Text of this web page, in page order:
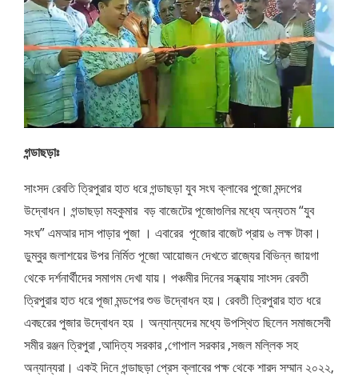
গন্ডাছড়াঃ
সাংসদ রেবতি ত্রিপুরার হাত ধরে গন্ডাছড়া যুব সংঘ ক্লাবের পুজো মন্দপের
উদ্বোধন। গন্ডাছড়া মহকুমার বড় বাজেটের পূজোগুলির মধ্যে অন্যতম “যুব
সংঘ” এমআর দাস পাড়ার পুজা । এবারের পূজোর বাজেট প্রায় ৬ লক্ষ টাকা।
ডুম্বুর জলাশয়ের উপর নির্মিত পূজো আয়োজন দেখতে রাজ্যের বিভিন্ন জায়গা
থেকে দর্শনার্থীদের সমাগম দেখা যায়। পঞ্চমীর দিনের সন্ধ্যায় সাংসদ রেবতী
ত্রিপুরার হাত ধরে পূজা মন্ডপের শুভ উদ্বোধন হয়। রেবতী ত্রিপুরার হাত ধরে
এবছরের পুজার উদ্বোধন হয় । অন্যান্যদের মধ্যে উপস্থিত ছিলেন সমাজসেবী
সমীর রঞ্জন ত্রিপুরা ,আদিত্য সরকার ,গোপাল সরকার ,সজল মল্লিক সহ
অন্যান্যরা। একই দিনে গন্ডাছড়া প্রেস ক্লাবের পক্ষ থেকে শারদ সম্মান ২০২২,